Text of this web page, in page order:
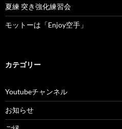
夏練 突き強化練習会
モットーは「Enjoy空手」
カテゴリー
Youtubeチャンネル
お知らせ